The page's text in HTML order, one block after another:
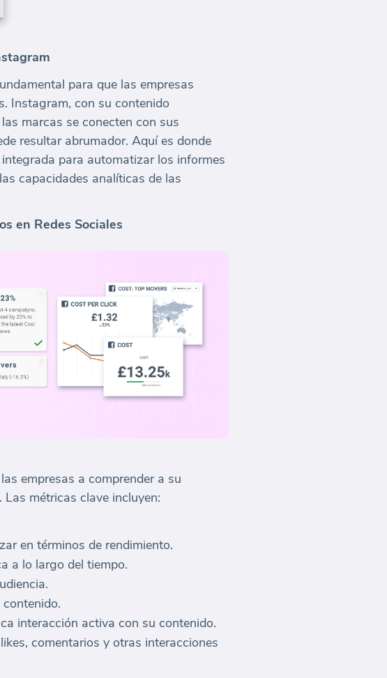
para que las empresas
Instagram, con su contenido
marcas se conecten con sus
resultar abrumador. Aquí es donde
para automatizar los informes
capacidades analíticas de las
en Redes Sociales
empresas a comprender a su
métricas clave incluyen:
en términos de rendimiento.
a lo largo del tiempo.
interacción activa con su contenido.
comentarios y otras interacciones